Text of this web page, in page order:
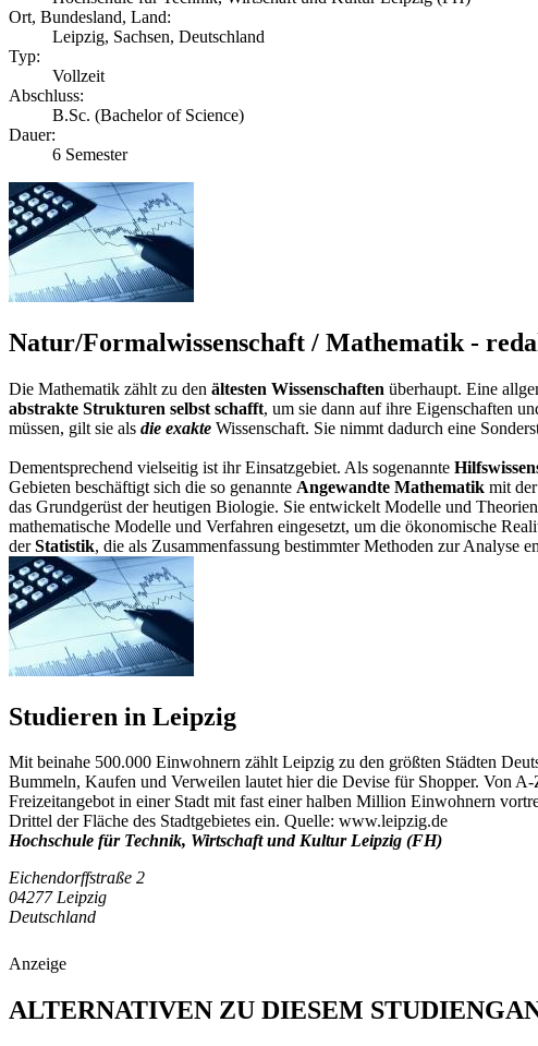
Ort, Bundesland, Land:
Leipzig, Sachsen, Deutschland
Typ:
Vollzeit
Abschluss:
B.Sc. (Bachelor of Science)
Dauer:
6 Semester
Natur/Formalwissenschaft / Mathematik -
Die Mathematik zählt zu den ältesten Wissenschaften überhaupt. Eine
abstrakte Strukturen selbst schafft, um sie dann auf ihre Eigenschaften
müssen, gilt sie als die exakte Wissenschaft. Sie nimmt dadurch eine
Dementsprechend vielseitig ist ihr Einsatzgebiet. Als sogenannte
Gebieten beschäftigt sich die so genannte Angewandte Mathematik mit
das Grundgerüst der heutigen Biologie. Sie entwickelt Modelle und
mathematische Modelle und Verfahren eingesetzt, um die ökonomische
derStatistik, die als Zusammenfassung bestimmter Methoden zur Analyse
Studieren in Leipzig
Mit beinahe 500.000 Einwohnern zählt Leipzig zu den größten Städten
Bummeln, Kaufen und Verweilen lautet hier die Devise für Shopper. Von
Freizeitangebot in einer Stadt mit fast einer halben Million Einwohnern
Drittel der Fläche des Stadtgebietes ein. Quelle: www.leipzig.de
Hochschule für Technik, Wirtschaft und Kultur Leipzig (FH)
Eichendorffstraße 2
04277 Leipzig
Deutschland
Anzeige
ALTERNATIVEN ZU DIESEM